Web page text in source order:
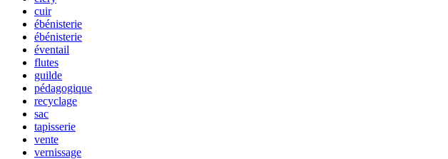
cuir
ébénisterie
ébénisterie
éventail
flutes
guilde
pédagogique
recyclage
sac
tapisserie
vente
vernissage